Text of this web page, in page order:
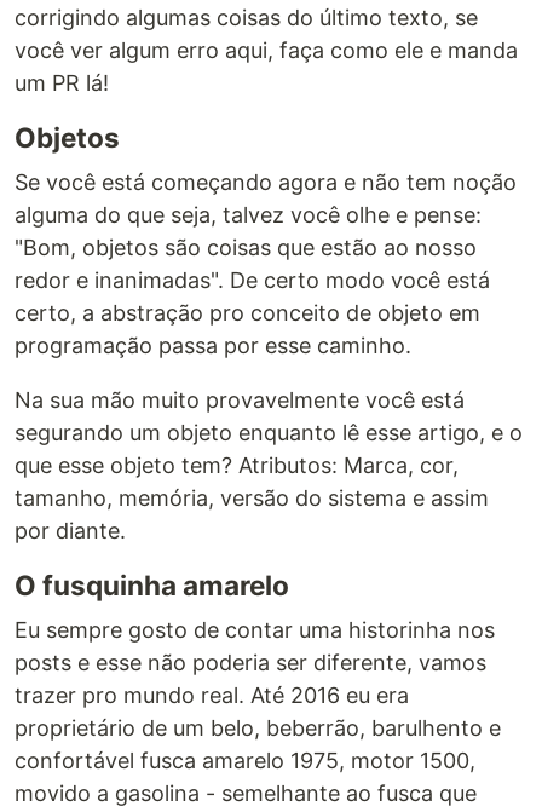
corrigindo algumas coisas do último texto, se
você ver algum erro aqui, faça como ele e manda
um PR lá!
Objetos
Se você está começando agora e não tem noção
alguma do que seja, talvez você olhe e pense:
"Bom, objetos são coisas que estão ao nosso
redor e inanimadas". De certo modo você está
certo, a abstração pro conceito de objeto em
programação passa por esse caminho.
Na sua mão muito provavelmente você está
segurando um objeto enquanto lê esse artigo, e o
que esse objeto tem? Atributos: Marca, cor,
tamanho, memória, versão do sistema e assim
por diante.
O fusquinha amarelo
Eu sempre gosto de contar uma historinha nos
posts e esse não poderia ser diferente, vamos
trazer pro mundo real. Até 2016 eu era
proprietário de um belo, beberrão, barulhento e
confortável fusca amarelo 1975, motor 1500,
movido a gasolina - semelhante ao fusca que